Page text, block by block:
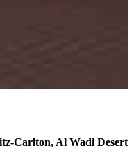
Carlton, Al Wadi Desert